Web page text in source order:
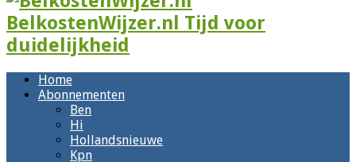
BelkostenWijzer.nl Tijd voor
duidelijkheid
Home
Abonnementen
Ben
Hi
Hollandsnieuwe
Kpn